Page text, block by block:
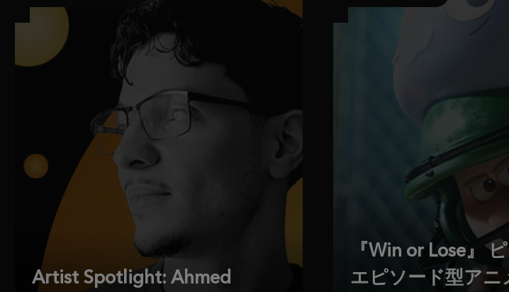
Artist Spotlight: Ahmed
『Win or Lose』
エピソード型アニ